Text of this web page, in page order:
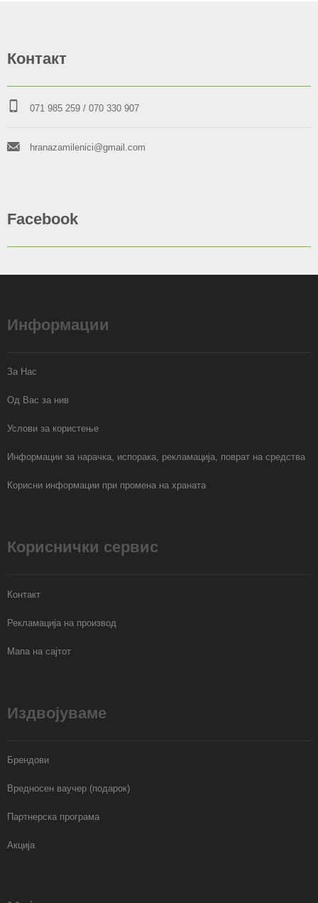
Контакт
071 985 259 / 070 330 907
hranazamilenici@gmail.com
Facebook
Информации
За Нас
Од Вас за нив
Услови за користење
Информации за нарачка, испорака, рекламација, поврат на средства
Корисни информации при промена на храната
Кориснички сервис
Контакт
Рекламација на производ
Мапа на сајтот
Издвојуваме
Брендови
Вредносен ваучер (подарок)
Партнерска програма
Акција